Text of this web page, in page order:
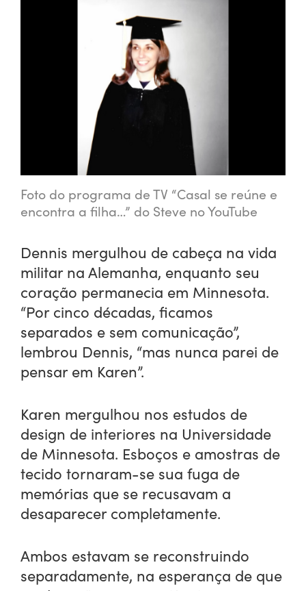
Foto do programa de TV “Casal se reúne e
encontra a filha…” do Steve no YouTube
Dennis mergulhou de cabeça na vida
militar na Alemanha, enquanto seu
coração permanecia em Minnesota.
“Por cinco décadas, ficamos
separados e sem comunicação”,
lembrou Dennis, “mas nunca parei de
pensar em Karen”.
Karen mergulhou nos estudos de
design de interiores na Universidade
de Minnesota. Esboços e amostras de
tecido tornaram-se sua fuga de
memórias que se recusavam a
desaparecer completamente.
Ambos estavam se reconstruindo
separadamente, na esperança de que